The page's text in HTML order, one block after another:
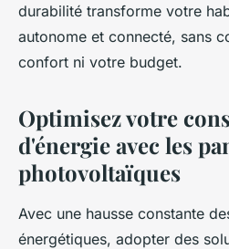
durabilité transforme votre
autonome et connecté, sans
confort ni votre budget.
Optimisez votre
d'énergie avec les
photovoltaïques
Avec une hausse constante
énergétiques, adopter des